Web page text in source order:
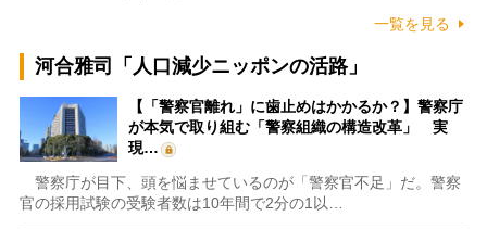
一覧を見る
河合雅司「人口減少ニッポンの活路」
【「警察官離れ」に歯止めはかかるか？】警察庁
が本気で取り組む「警察組織の構造改革」 実
現…
警察庁が目下、頭を悩ませているのが「警察官不足」だ。警察
官の採用試験の受験者数は10年間で2分の1以…